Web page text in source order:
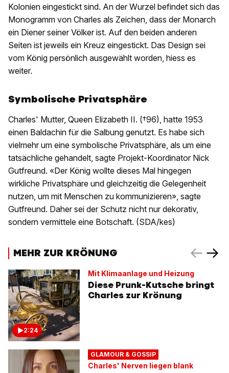
Kolonien eingestickt sind. An der Wurzel befindet sich das
Monogramm von Charles als Zeichen, dass der Monarch
ein Diener seiner Völker ist. Auf den beiden anderen
Seiten ist jeweils ein Kreuz eingestickt. Das Design sei
vom König persönlich ausgewählt worden, hiess es
weiter.
Symbolische Privatsphäre
Charles' Mutter, Queen Elizabeth II. (†96), hatte 1953
einen Baldachin für die Salbung genutzt. Es habe sich
vielmehr um eine symbolische Privatsphäre, als um eine
tatsächliche gehandelt, sagte Projekt-Koordinator Nick
Gutfreund. «Der König wollte dieses Mal hingegen
wirkliche Privatsphäre und gleichzeitig die Gelegenheit
nutzen, um mit Menschen zu kommunizieren», sagte
Gutfreund. Daher sei der Schutz nicht nur dekorativ,
sondern vermittele eine Botschaft. (SDA/kes)
MEHR ZUR KRÖNUNG
2:24
Mit Klimaanlage und Heizung
Diese Prunk-Kutsche bringt
Charles zur Krönung
GLAMOUR & GOSSIP
Charles' Nerven liegen blank